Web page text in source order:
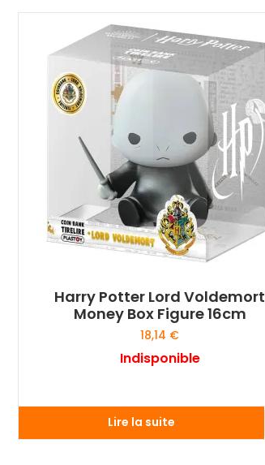
Harry Potter Lord Voldemort
Money Box Figure 16cm
18,14 €
Indisponible
Lire la suite